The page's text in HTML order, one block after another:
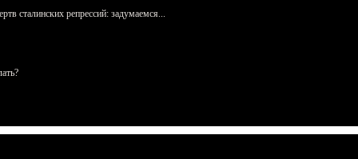
сталинских репрессий: задумаемся...